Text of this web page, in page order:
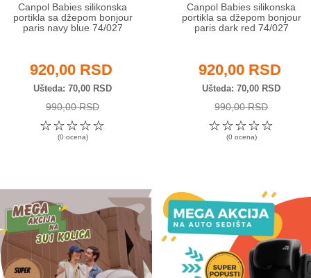
Canpol Babies silikonska
portikla sa džepom bonjour
paris navy blue 74/027
920,00 RSD
Ušteda 70,00 RSD
990,00 RSD
☆
☆
☆
☆
☆
(0 ocena)
Canpol Babies silikonska
portikla sa džepom bonjour
paris dark red 74/027
920,00 RSD
Ušteda 70,00 RSD
990,00 RSD
☆
☆
☆
☆
☆
(0 ocena)